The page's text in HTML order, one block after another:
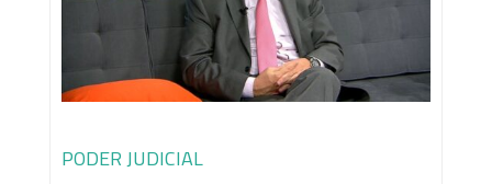
PODER JUDICIAL